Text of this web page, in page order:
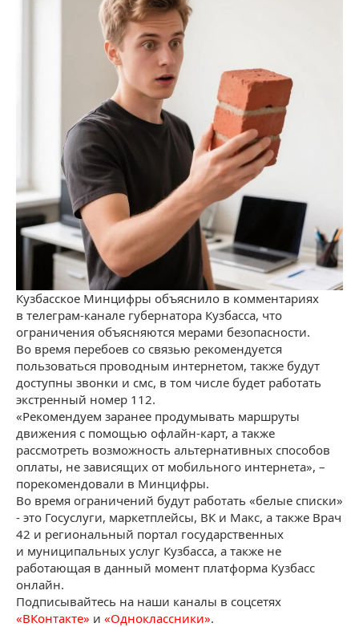
Кузбасское Минцифры объяснило в комментариях
в телеграм-канале губернатора Кузбасса, что
ограничения объясняются мерами безопасности.
Во время перебоев со связью рекомендуется
пользоваться проводным интернетом, также будут
доступны звонки и смс, в том числе будет работать
экстренный номер 112.
«Рекомендуем заранее продумывать маршруты
движения с помощью офлайн-карт, а также
рассмотреть возможность альтернативных способов
оплаты, не зависящих от мобильного интернета», –
порекомендовали в Минцифры.
Во время ограничений будут работать «белые списки»
- это Госуслуги, маркетплейсы, ВК и Макс, а также Врач
42 и региональный портал государственных
и муниципальных услуг Кузбасса, а также не
работающая в данный момент платформа Кузбасс
онлайн.
Подписывайтесь на наши каналы в соцсетях
«ВКонтакте» и «Одноклассники».